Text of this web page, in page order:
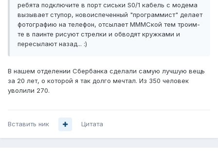
ребята подключите в порт сиськи S0/1 кабель с модема
вызывает ступор, новоиспеченный "программист" делает
фотографию на телефон, отсылает МММСкой тем троим-
те в паинте рисуют стрелки и обводят кружками и
пересылают назад... :)
В нашем отделении Сбербанка сделали самую лучшую вещь
за 20 лет, о которой я так долго мечтал. Из 350 человек
уволили 270.
Вставить ник Цитата